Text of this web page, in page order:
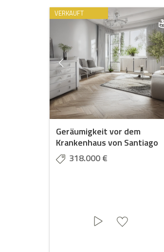
VERKAUFT
Geräumigkeit vor dem
Krankenhaus von Santiago
318.000 €